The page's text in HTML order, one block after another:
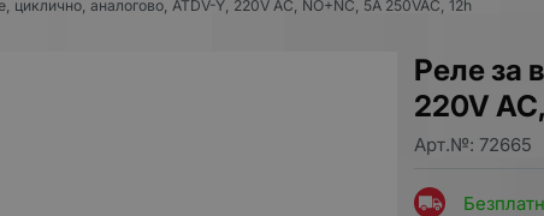
циклично, аналогово, ATDV-Y, 220V AC, NO+NC, 5A 250VAC, 12h
Реле за
220V
Арт.№: 72665